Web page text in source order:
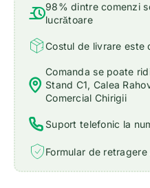
98% dintre comenzi
lucrătoare
Costul de livrare este
Comanda se poate
Stand C1, Calea
Comercial Chirigii
Suport telefonic la
Formular de